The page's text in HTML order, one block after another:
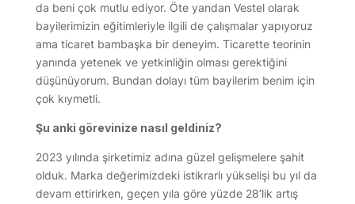
da beni çok mutlu ediyor. Öte yandan Vestel olarak
bayilerimizin eğitimleriyle ilgili de çalışmalar yapıyoruz
ama ticaret bambaşka bir deneyim. Ticarette teorinin
yanında yetenek ve yetkinliğin olması gerektiğini
düşünüyorum. Bundan dolayı tüm bayilerim benim için
çok kıymetli.
Şu anki görevinize nasıl geldiniz?
2023 yılında şirketimiz adına güzel gelişmelere şahit
olduk. Marka değerimizdeki istikrarlı yükselişi bu yıl da
devam ettirirken, geçen yıla göre yüzde 28’lik artış